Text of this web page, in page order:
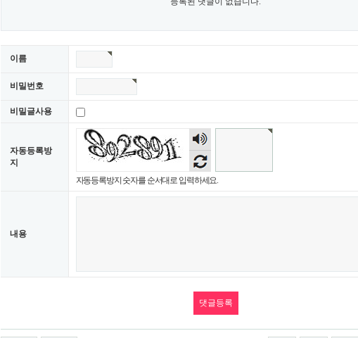
이름
비밀번호
비밀글사용
자동등록방
지
숫자
음성
듣기
자동등록방지 숫자를 순서대로 입력하세요.
내용